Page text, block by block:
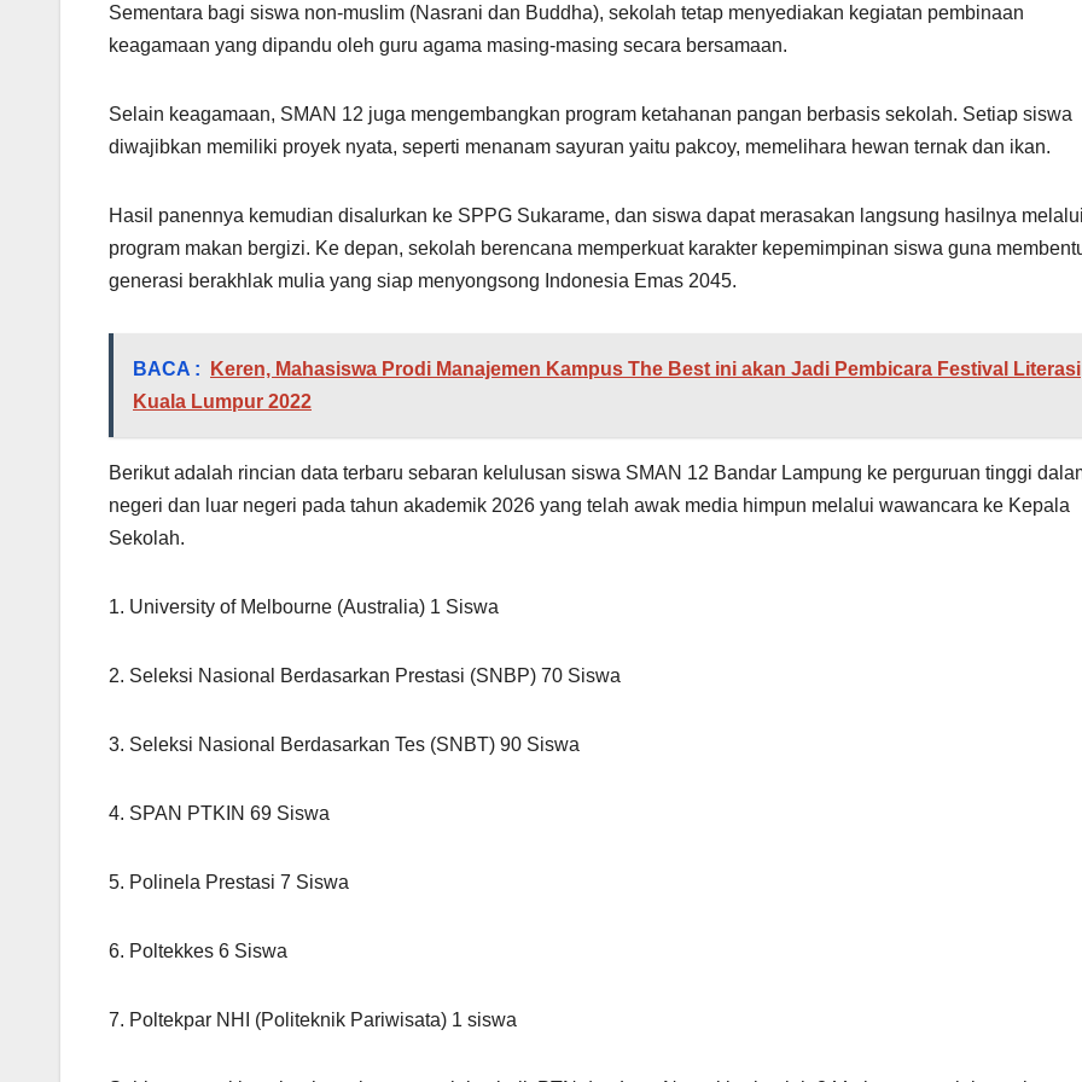
Sementara bagi siswa non-muslim (Nasrani dan Buddha), sekolah tetap menyediakan kegiatan pembinaan
keagamaan yang dipandu oleh guru agama masing-masing secara bersamaan.
Selain keagamaan, SMAN 12 juga mengembangkan program ketahanan pangan berbasis sekolah. Setiap siswa
diwajibkan memiliki proyek nyata, seperti menanam sayuran yaitu pakcoy, memelihara hewan ternak dan ikan.
Hasil panennya kemudian disalurkan ke SPPG Sukarame, dan siswa dapat merasakan langsung hasilnya melalui
program makan bergizi. Ke depan, sekolah berencana memperkuat karakter kepemimpinan siswa guna
generasi berakhlak mulia yang siap menyongsong Indonesia Emas 2045.
BACA :
Keren, Mahasiswa Prodi Manajemen Kampus The Best ini akan Jadi Pembicara Festival Literasi
Kuala Lumpur 2022
Berikut adalah rincian data terbaru sebaran kelulusan siswa SMAN 12 Bandar Lampung ke perguruan tinggi
negeri dan luar negeri pada tahun akademik 2026 yang telah awak media himpun melalui wawancara ke Kepala
Sekolah.
1. University of Melbourne (Australia) 1 Siswa
2. Seleksi Nasional Berdasarkan Prestasi (SNBP) 70 Siswa
3. Seleksi Nasional Berdasarkan Tes (SNBT) 90 Siswa
4. SPAN PTKIN 69 Siswa
5. Polinela Prestasi 7 Siswa
6. Poltekkes 6 Siswa
7. Poltekpar NHI (Politeknik Pariwisata) 1 siswa